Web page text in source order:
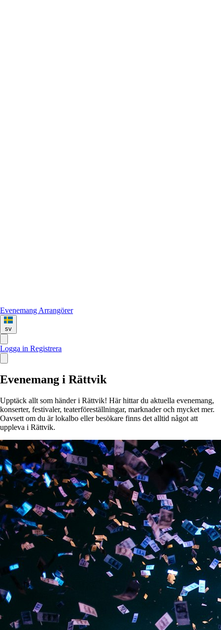
Evenemang Arrangörer
sv
Logga in Registrera
Evenemang i Rättvik
Upptäck allt som händer i Rättvik! Här hittar du aktuella evenemang,
konserter, festivaler, teaterföreställningar, marknader och mycket mer.
Oavsett om du är lokalbo eller besökare finns det alltid något att
uppleva i Rättvik.